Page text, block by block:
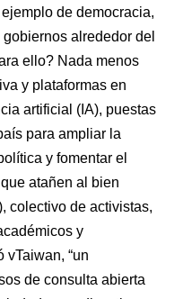
de democracia,
alrededor del
ello? Nada menos
y plataformas en
artificial (IA), puestas
para ampliar la
y fomentar el
atañen al bien
colectivo de activistas,
y
vTaiwan, “un
de consulta abierta